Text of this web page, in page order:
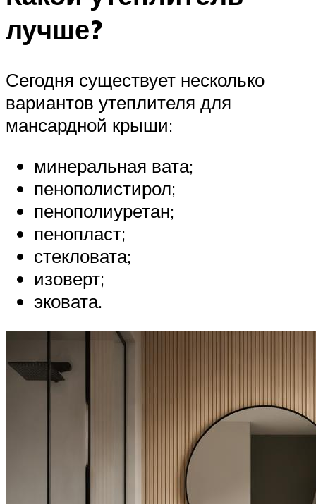
лучше?
Сегодня существует несколько
вариантов утеплителя для
мансардной крыши:
минеральная вата;
пенополистирол;
пенополиуретан;
пенопласт;
стекловата;
изоверт;
эковата.